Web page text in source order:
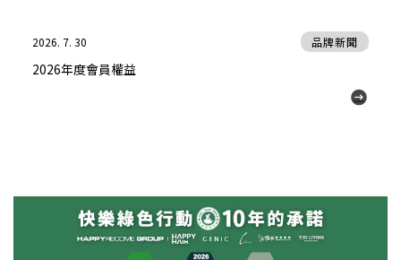
2026. 7. 30
2026年度會員權益
品牌新聞